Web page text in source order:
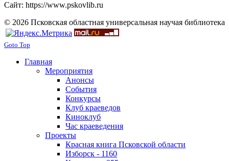
Сайт: https://www.pskovlib.ru
© 2026 Псковская областная универсальная научая библиотека
Goto Top
Главная
Мероприятия
Анонсы
События
Конкурсы
Клуб краеведов
Киноклуб
Час краеведения
Проекты
Красная книга Псковской области
Изборск - 1160